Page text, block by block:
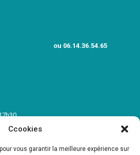
Ccookies
vous garantir la meilleure expérience sur
14 ou 06.14.36.54.65
13h30 – 16h30